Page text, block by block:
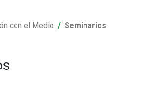
con el Medio Seminarios